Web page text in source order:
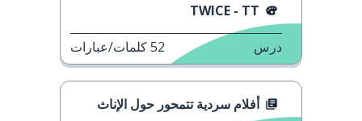
TWICE - TT
درس 52كلمات/عبارات
أفلام سردية تتمحور حول الإناث